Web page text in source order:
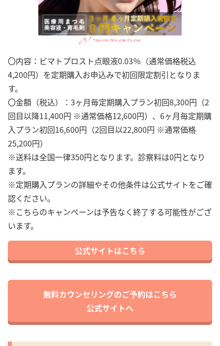
〇内容：ビマトプロスト点眼液0.03％（通常価格税込
4,200円）を定期購入お申込みで初回限定割引となりま
す。
〇金額（税込）：3ヶ月毎定期購入プラン初回8,300円（2
回目以降11,400円 ※通常価格12,600円）、6ヶ月毎定期購
入プラン初回16,600円（2回目以22,800円 ※通常価格
25,200円）
※送料は全国一律350円となります。診察料は0円となり
ます。
※定期購入プランの詳細やその他条件は公式サイトをご確
認ください。
※こちらのキャンペーンは予告なく終了する可能性がござ
います。
公式サイトはこちら
無料カウンセリングのご予約はこちら
公式サイトへ